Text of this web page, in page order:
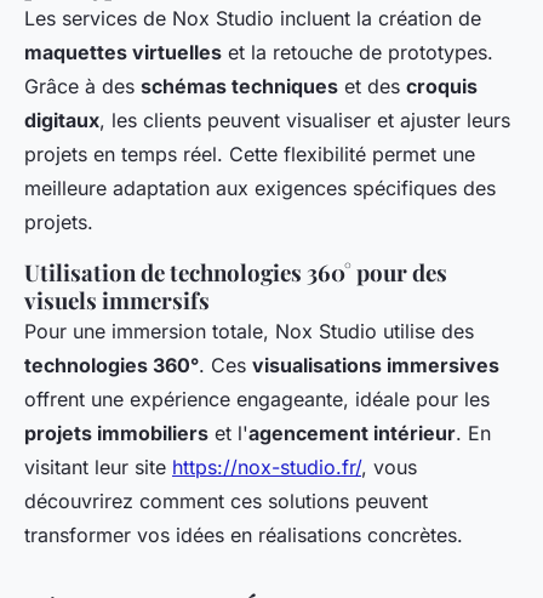
Les services de Nox Studio incluent la création de
maquettes virtuelles et la retouche de prototypes.
Grâce à des schémas techniques et des croquis
digitaux, les clients peuvent visualiser et ajuster leurs
projets en temps réel. Cette flexibilité permet une
meilleure adaptation aux exigences spécifiques des
projets.
Utilisation de technologies 360° pour des
visuels immersifs
Pour une immersion totale, Nox Studio utilise des
technologies 360°. Ces visualisations immersives
offrent une expérience engageante, idéale pour les
projets immobiliers et l'agencement intérieur. En
visitant leur site https://nox-studio.fr/, vous
découvrirez comment ces solutions peuvent
transformer vos idées en réalisations concrètes.